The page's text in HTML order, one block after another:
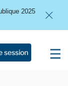
2025
session